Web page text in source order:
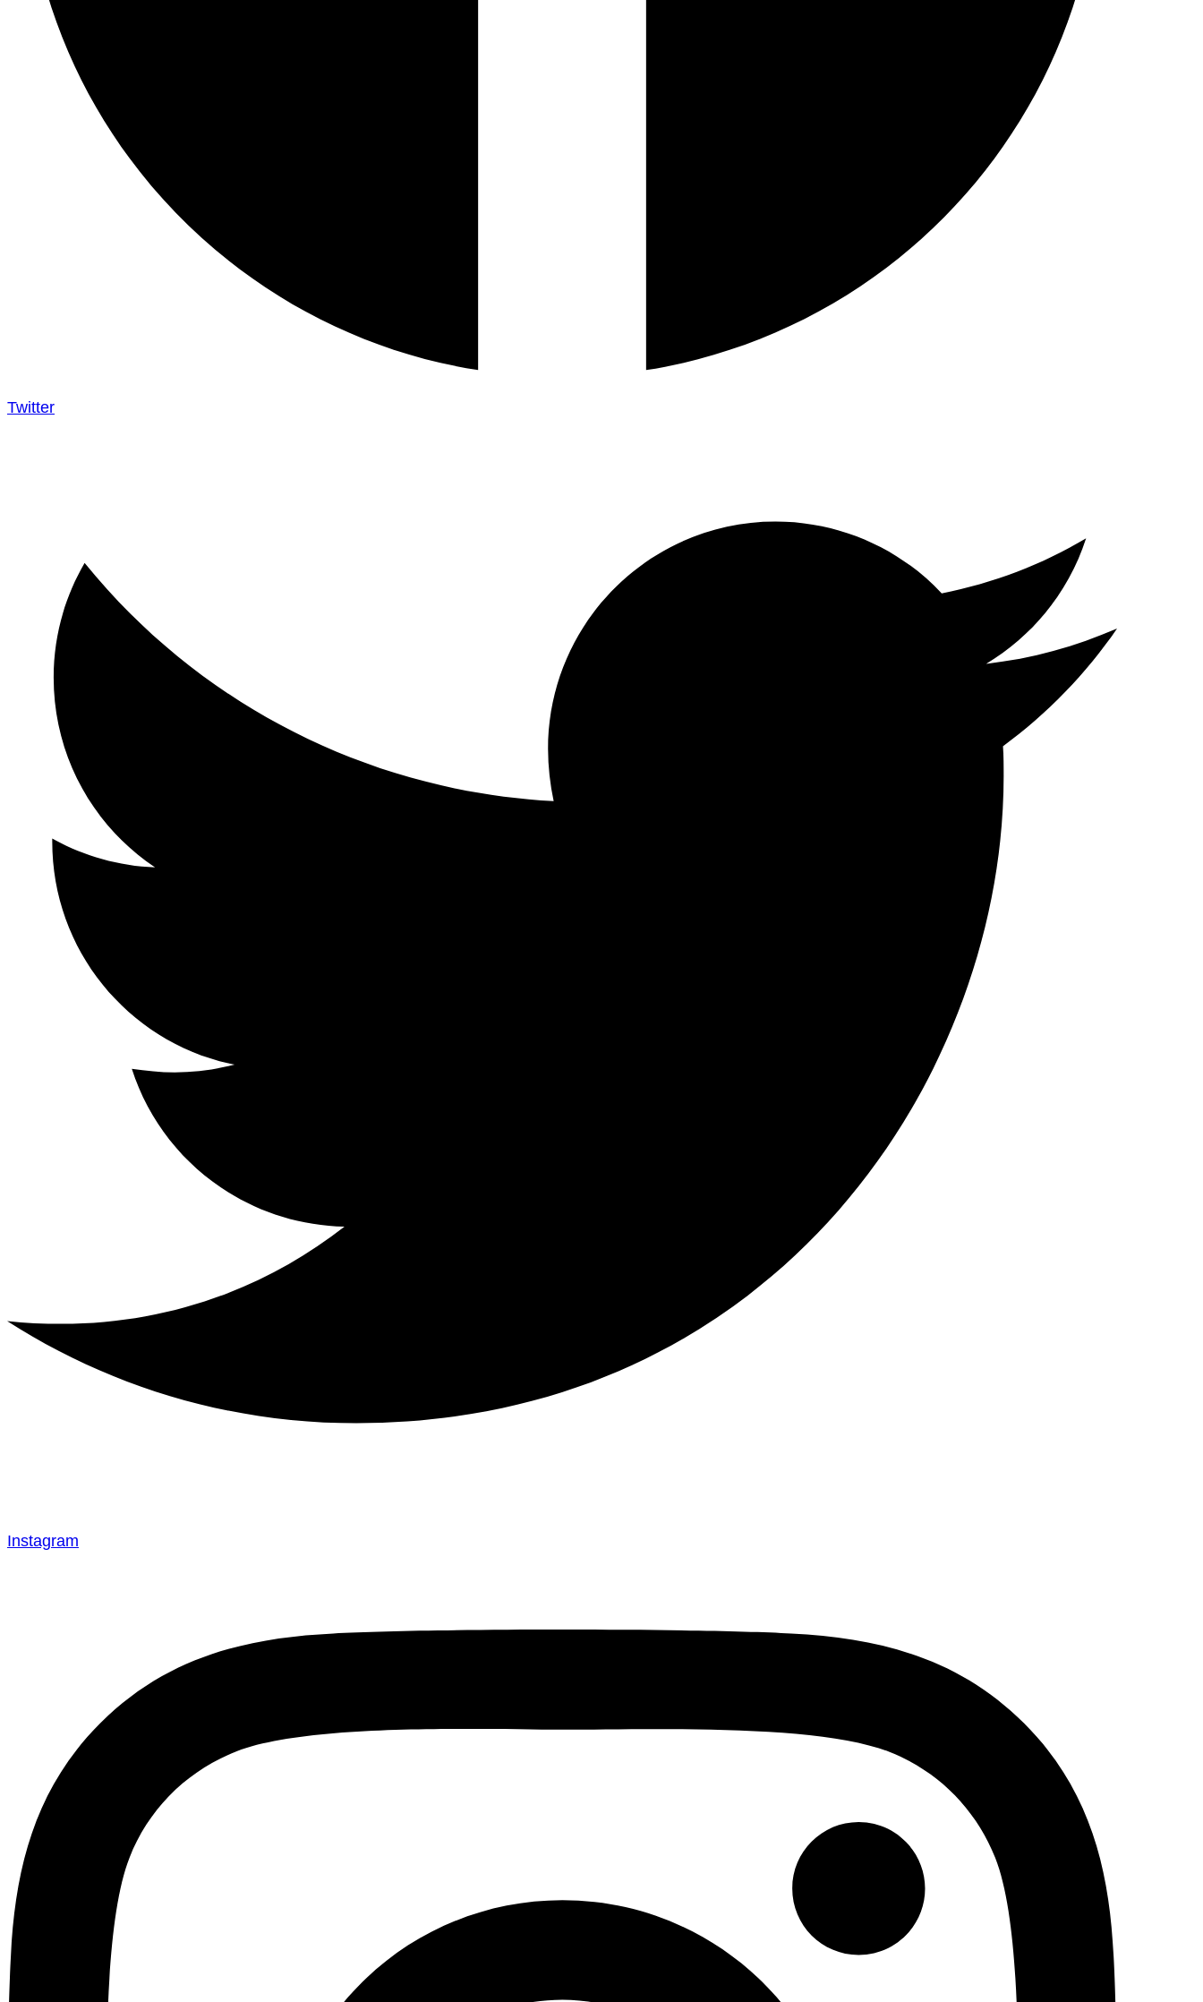
Twitter
Instagram